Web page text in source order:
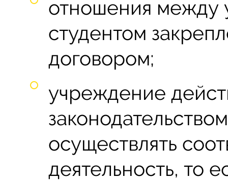
отношения между
студентом
договором;
учреждение
осуществлять
деятельность, то